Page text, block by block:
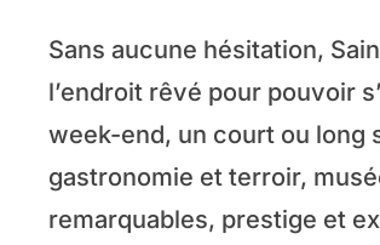
Sans aucune hésitation,
l’endroit rêvé pour pouvoir
week-end, un court ou long
gastronomie et terroir,
remarquables, prestige et